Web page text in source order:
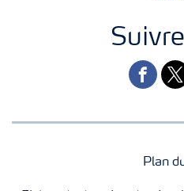
facebook
Plan